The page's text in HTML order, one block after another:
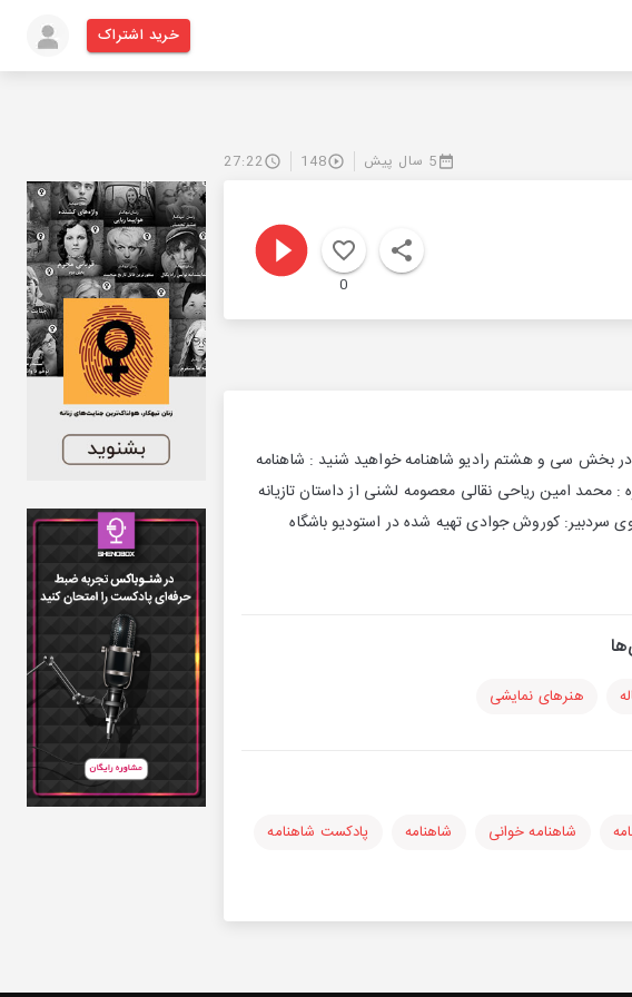
خرید اشتراک
5 سال پیش 148
27:22
0
بخش سی و هشتم رادیو شاهنامه خواهید شنید : شاهنامه
محمد امین ریاحی نقالی معصومه لشنی از داستان تازیانه
کوروش جوادی تهیه شده در استودیو باشگاه
هنرهای نمایشی
شاهنامه خوانی شاهنامه
پادکست شاهنامه